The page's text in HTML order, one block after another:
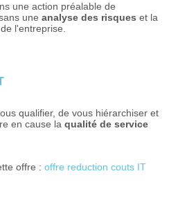
une action préalable de
une analyse des risques et la
l'entreprise.
qualifier, de vous hiérarchiser et
en cause la qualité de service
offre : offre reduction couts IT